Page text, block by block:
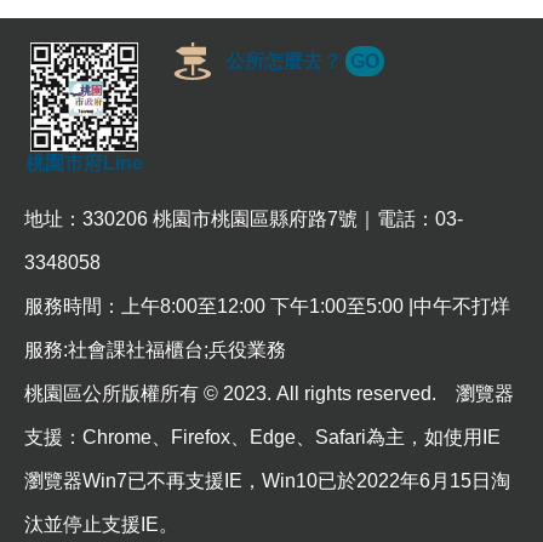
常
見
問
題
桃
園
政
n
s
隱
權
桃園市府Line
公所怎麼去？ GO
地址：330206 桃園市桃園區縣府路7號｜電話：03-
3348058
服務時間：上午8:00至12:00 下午1:00至5:00 |中午不打烊
服務:社會課社福櫃台;兵役業務
桃園區公所版權所有 © 2023. All rights reserved. 瀏覽器
支援：Chrome、Firefox、Edge、Safari為主，如使用IE
瀏覽器Win7已不再支援IE，Win10已於2022年6月15日淘
汰並停止支援IE。